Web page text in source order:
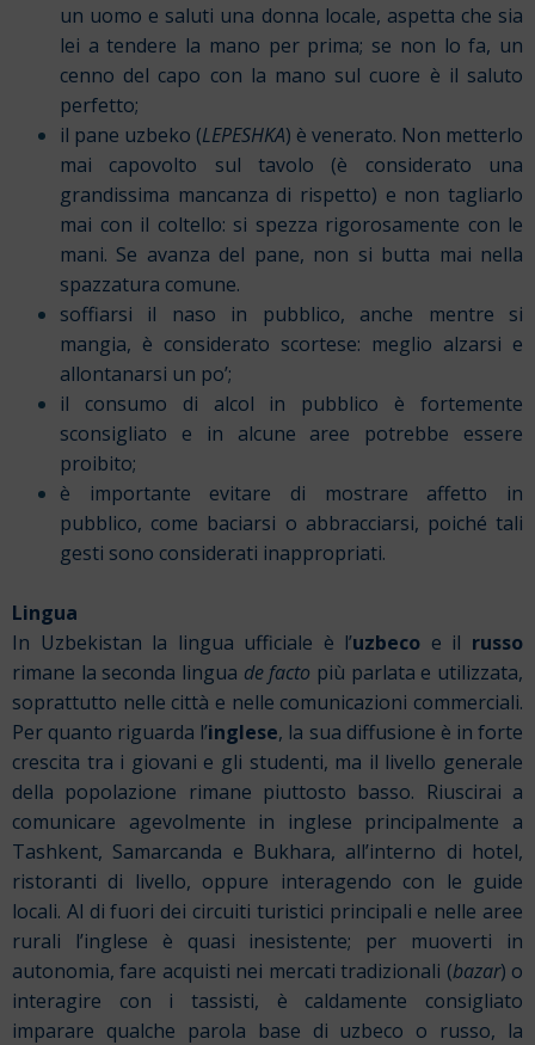
un uomo e saluti una donna locale, aspetta che sia
lei a tendere la mano per prima; se non lo fa, un
cenno del capo con la mano sul cuore è il saluto
perfetto;
il pane uzbeko (LEPESHKA) è venerato. Non metterlo
mai capovolto sul tavolo (è considerato una
grandissima mancanza di rispetto) e non tagliarlo
mai con il coltello: si spezza rigorosamente con le
mani. Se avanza del pane, non si butta mai nella
spazzatura comune.
soffiarsi il naso in pubblico, anche mentre si
mangia, è considerato scortese: meglio alzarsi e
allontanarsi un po’;
il consumo di alcol in pubblico è fortemente
sconsigliato e in alcune aree potrebbe essere
proibito;
è importante evitare di mostrare affetto in
pubblico, come baciarsi o abbracciarsi, poiché tali
gesti sono considerati inappropriati.
Lingua
In Uzbekistan la lingua ufficiale è l’uzbeco e il russo
rimane la seconda lingua de facto più parlata e utilizzata,
soprattutto nelle città e nelle comunicazioni commerciali.
Per quanto riguarda l’inglese, la sua diffusione è in forte
crescita tra i giovani e gli studenti, ma il livello generale
della popolazione rimane piuttosto basso. Riuscirai a
comunicare agevolmente in inglese principalmente a
Tashkent, Samarcanda e Bukhara, all’interno di hotel,
ristoranti di livello, oppure interagendo con le guide
locali. Al di fuori dei circuiti turistici principali e nelle aree
rurali l’inglese è quasi inesistente; per muoverti in
autonomia, fare acquisti nei mercati tradizionali (bazar) o
interagire con i tassisti, è caldamente consigliato
imparare qualche parola base di uzbeco o russo, la